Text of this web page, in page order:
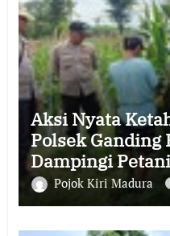
Aksi Nyata
Polsek Ganding
Dampingi
Gadu Timur
Pojok Kiri Madura